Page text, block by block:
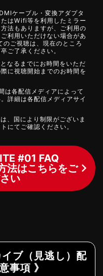
ケーブル・変換アダプタ
はWifi等を利用したミラー
法もありますが、ご利用の
利用いただけない場合があ
ご視聴は、現在のところ
ご了承ください。
なるまでにお時間をいただ
に視聴開始までのお時間を
は各配信メディアによって
詳細は各配信メディアサイ
、国により制限がございま
にてご確認ください。
#01 FAQ
法はこちらをご
い
ブ（見逃し）配
事項 》